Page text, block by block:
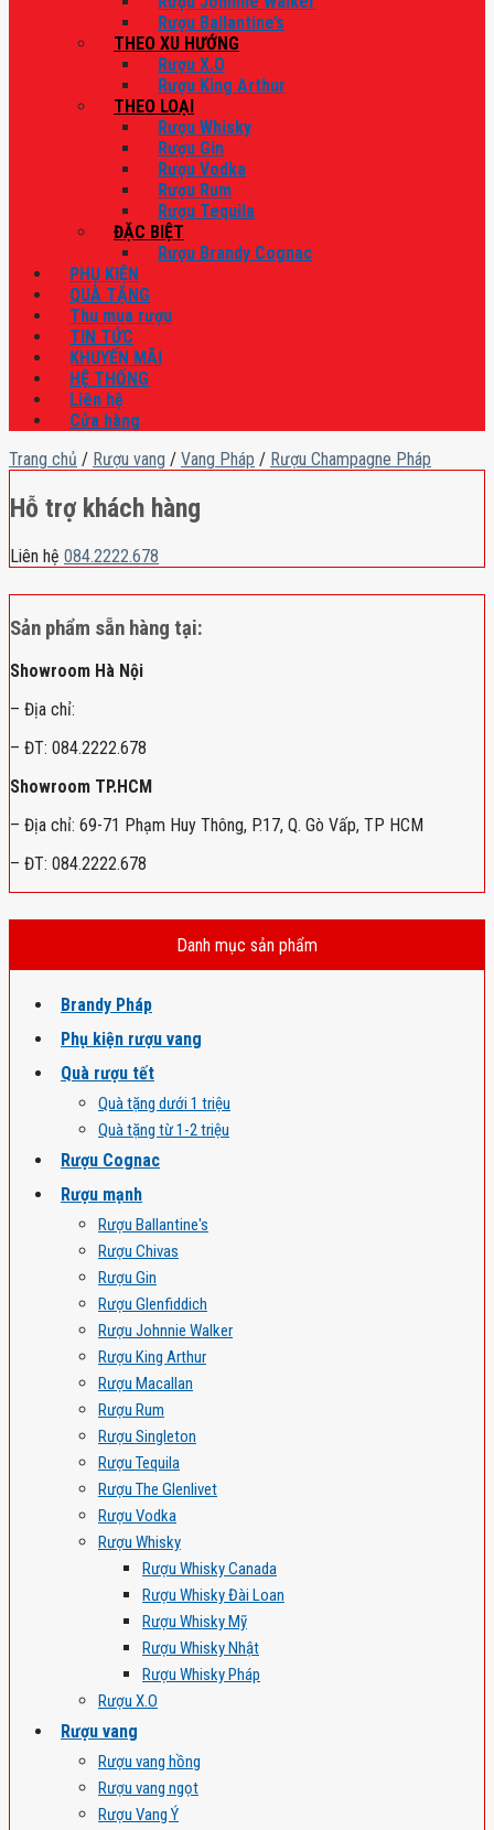
Rượu Ballantine’s
THEO XU HƯỚNG
Rượu X.O
Rượu King Arthur
THEO LOẠI
Rượu Whisky
Rượu Gin
Rượu Vodka
Rượu Rum
Rượu Tequila
ĐẶC BIỆT
Rượu Brandy Cognac
PHỤ KIỆN
QUÀ TẶNG
Thu mua rượu
TIN TỨC
KHUYẾN MÃI
HỆ THỐNG
Liên hệ
Cửa hàng
Trang chủ / Rượu vang / Vang Pháp / Rượu Champagne Pháp
Hỗ trợ khách hàng
Liên hệ 084.2222.678
Sản phẩm sẵn hàng tại:
Showroom Hà Nội
– Địa chỉ:
– ĐT: 084.2222.678
Showroom TP.HCM
– Địa chỉ: 69-71 Phạm Huy Thông, P.17, Q. Gò Vấp, TP HCM
– ĐT: 084.2222.678
Danh mục sản phẩm
Brandy Pháp
Phụ kiện rượu vang
Quà rượu tết
Quà tặng dưới 1 triệu
Quà tặng từ 1-2 triệu
Rượu Cognac
Rượu mạnh
Rượu Ballantine's
Rượu Chivas
Rượu Gin
Rượu Glenfiddich
Rượu Johnnie Walker
Rượu King Arthur
Rượu Macallan
Rượu Rum
Rượu Singleton
Rượu Tequila
Rượu The Glenlivet
Rượu Vodka
Rượu Whisky
Rượu Whisky Canada
Rượu Whisky Đài Loan
Rượu Whisky Mỹ
Rượu Whisky Nhật
Rượu Whisky Pháp
Rượu X.O
Rượu vang
Rượu vang hồng
Rượu vang ngọt
Rượu Vang Ý